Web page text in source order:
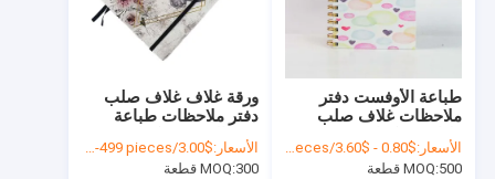
ورقة غلاف غلاف صلب
دفتر ملاحظات طباعة
دفتر ملاحظات مقيد
الأسعار:$3.00/pieces 300-499 pieces
MOQ:300 قطعة
طباعة الأوفست دفتر
ملاحظات غلاف صلب
طباعة مذكرات شخصية
مذكرات دائرية المجلة
الأسعار:$0.80 - $3.60/pieces
MOQ:500 قطعة